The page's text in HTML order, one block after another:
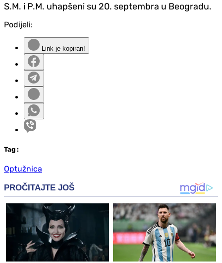
S.M. i P.M. uhapšeni su 20. septembra u Beogradu.
Podijeli:
Link je kopiran!
Tag :
Optužnica